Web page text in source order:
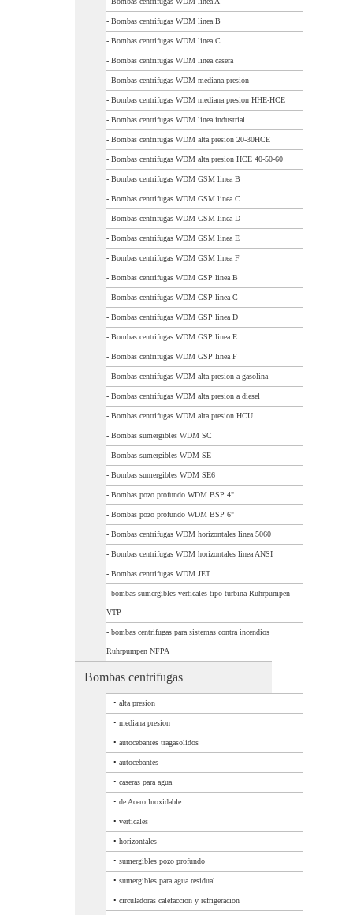
- Bombas centrifugas WDM linea B
- Bombas centrifugas WDM linea C
- Bombas centrifugas WDM linea casera
- Bombas centrifugas WDM mediana presión
- Bombas centrifugas WDM mediana presion HHE-HCE
- Bombas centrifugas WDM linea industrial
- Bombas centrifugas WDM alta presion 20-30HCE
- Bombas centrifugas WDM alta presion HCE 40-50-60
- Bombas centrifugas WDM GSM linea B
- Bombas centrifugas WDM GSM linea C
- Bombas centrifugas WDM GSM linea D
- Bombas centrifugas WDM GSM linea E
- Bombas centrifugas WDM GSM linea F
- Bombas centrifugas WDM GSP linea B
- Bombas centrifugas WDM GSP linea C
- Bombas centrifugas WDM GSP linea D
- Bombas centrifugas WDM GSP linea E
- Bombas centrifugas WDM GSP linea F
- Bombas centrifugas WDM alta presion a gasolina
- Bombas centrifugas WDM alta presion a diesel
- Bombas centrifugas WDM alta presion HCU
- Bombas sumergibles WDM SC
- Bombas sumergibles WDM SE
- Bombas sumergibles WDM SE6
- Bombas pozo profundo WDM BSP 4"
- Bombas pozo profundo WDM BSP 6"
- Bombas centrifugas WDM horizontales linea 5060
- Bombas centrifugas WDM horizontales linea ANSI
- Bombas centrifugas WDM JET
- bombas sumergibles verticales tipo turbina Ruhrpumpen
VTP
- bombas centrifugas para sistemas contra incendios
Ruhrpumpen NFPA
Bombas centrifugas
• alta presion
• mediana presion
• autocebantes tragasolidos
• autocebantes
• caseras para agua
• de Acero Inoxidable
• verticales
• horizontales
• sumergibles pozo profundo
• sumergibles para agua residual
• circuladoras calefaccion y refrigeracion